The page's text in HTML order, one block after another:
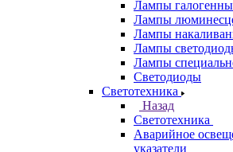
Лампы
Лампы
Лампы
Лампы
Лампы
Светодиоды
Светотехника
Назад
Светотехника
Аварийное
указатели